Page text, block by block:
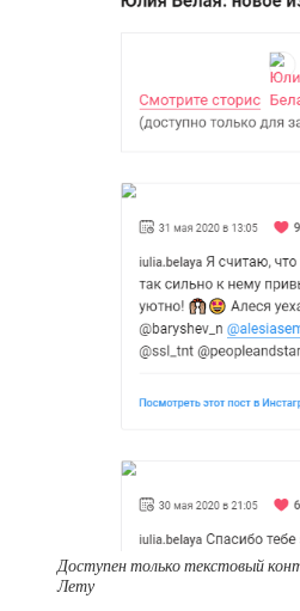
Доступен только текстовый
Лету